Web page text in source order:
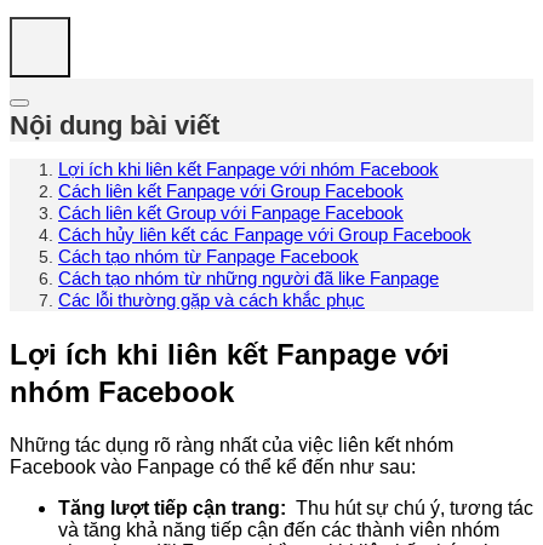
Nội dung bài viết
Lợi ích khi liên kết Fanpage với nhóm Facebook
Cách liên kết Fanpage với Group Facebook
Cách liên kết Group với Fanpage Facebook
Cách hủy liên kết các Fanpage với Group Facebook
Cách tạo nhóm từ Fanpage Facebook
Cách tạo nhóm từ những người đã like Fanpage
Các lỗi thường gặp và cách khắc phục
Lợi ích khi liên kết Fanpage với
nhóm Facebook
Những tác dụng rõ ràng nhất của việc liên kết nhóm
Facebook vào Fanpage có thể kể đến như sau:
Tăng lượt tiếp cận trang: Thu hút sự chú ý, tương tác
và tăng khả năng tiếp cận đến các thành viên nhóm